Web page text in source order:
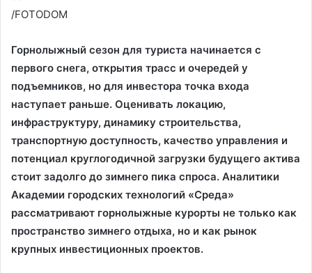
/FOTODOM
Горнолыжный сезон для туриста начинается с
первого снега, открытия трасс и очередей у
подъемников, но для инвестора точка входа
наступает раньше. Оценивать локацию,
инфраструктуру, динамику строительства,
транспортную доступность, качество управления и
потенциал круглогодичной загрузки будущего актива
стоит задолго до зимнего пика спроса. Аналитики
Академии городских технологий «Среда»
рассматривают горнолыжные курорты не только как
пространство зимнего отдыха, но и как рынок
крупных инвестиционных проектов.